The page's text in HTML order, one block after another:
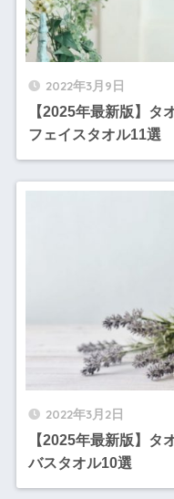
2022年3月9日
【2025年最新版】タ
フェイスタオル11選
2022年3月2日
【2025年最新版】タ
バスタオル10選